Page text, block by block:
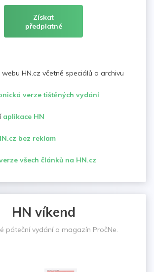
Získat
předplatné
webu HN.cz včetně speciálů a archivu
verze tištěných vydání
aplikace HN
bez reklam
všech článků na HN.cz
HN víkend
páteční vydání a magazín PročNe.